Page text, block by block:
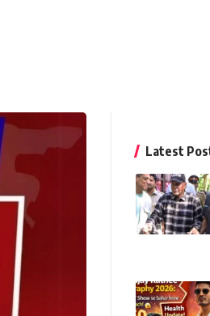
Latest